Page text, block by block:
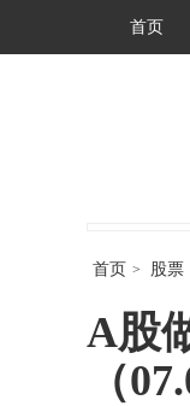
首页
首页 > 股票
A股
（